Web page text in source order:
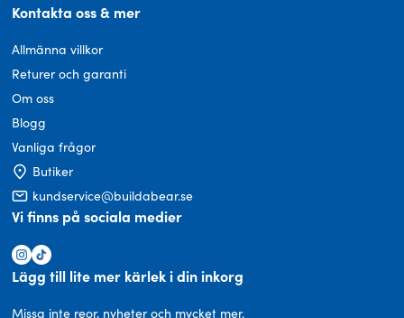
Kontakta oss & mer
Allmänna villkor
Returer och garanti
Om oss
Blogg
Vanliga frågor
Butiker
kundservice@buildabear.se
Vi finns på sociala medier
Lägg till lite mer kärlek i din inkorg
Missa inte reor, nyheter och mycket mer.